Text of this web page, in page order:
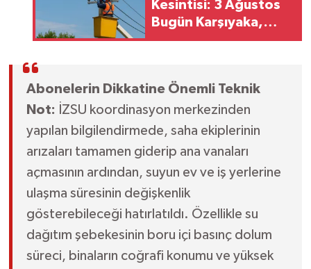
Kesintisi: 3 Ağustos
Bugün Karşıyaka,
Konak, Buca,
Kesilecek!
Abonelerin Dikkatine Önemli Teknik
Not: İZSU koordinasyon merkezinden
yapılan bilgilendirmede, saha ekiplerinin
arızaları tamamen giderip ana vanaları
açmasının ardından, suyun ev ve iş yerlerine
ulaşma süresinin değişkenlik
gösterebileceği hatırlatıldı. Özellikle su
dağıtım şebekesinin boru içi basınç dolum
süreci, binaların coğrafi konumu ve yüksek